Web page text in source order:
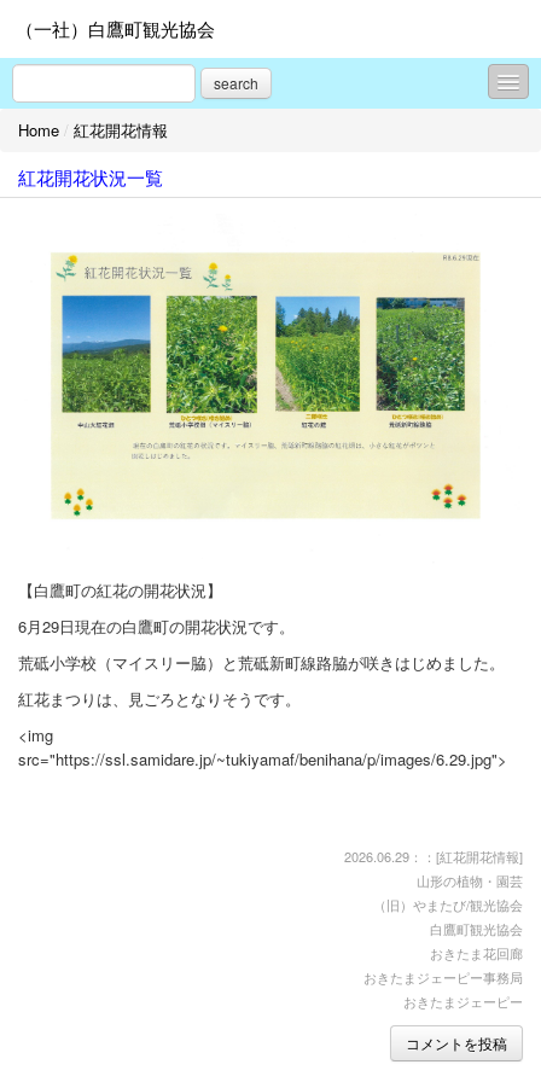
（一社）白鷹町観光協会
search
新着情報
旬の白鷹情報
夏はベニバナ
秋はアユ
冬は隠れ蕎麦屋の里
モデルコース
しらたかを楽しむ - 食べる
しらたかを楽しむ - 買う
しらたかを楽しむ - 遊ぶ/体験する
桜開花情報
紅花開花情報
Home / 紅花開花情報
紅花開花状況一覧
【白鷹町の紅花の開花状況】
6月29日現在の白鷹町の開花状況です。
荒砥小学校（マイスリー脇）と荒砥新町線路脇が咲きはじめました。
紅花まつりは、見ごろとなりそうです。
<img
src="https://ssl.samidare.jp/~tukiyamaf/benihana/p/images/6.29.jpg">
2026.06.29：：[紅花開花情報]
山形の植物・園芸
（旧）やまたび/観光協会
白鷹町観光協会
おきたま花回廊
おきたまジェーピー事務局
おきたまジェーピー
コメントを投稿